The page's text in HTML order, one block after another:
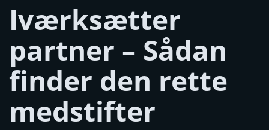
Iværksætter
partner – Sådan
finder den rette
medstifter